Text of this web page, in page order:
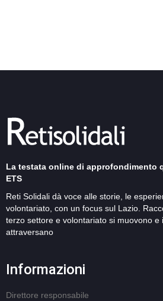
La testata online di approfondimento
ETS
Reti Solidali dà voce alle storie, le
volontariato, con un focus sul Lazio.
terzo settore e volontariato si muovono e
attraversano
Informazioni
Direttore responsabile